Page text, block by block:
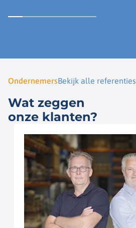
OndernemersBekijk alle referenties
Wat zeggen
onze klanten?